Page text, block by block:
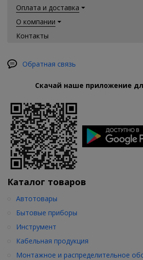
Оплата и доставка
О компании
Контакты
Обратная связь
Скачай наше приложение
Каталог товаров
Автотовары
Бытовые приборы
Инструмент
Кабельная продукция
Монтажное и распределительное